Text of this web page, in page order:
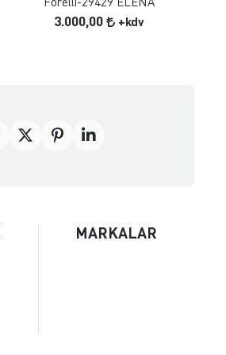
3.000,00 +kdv
MARKALAR